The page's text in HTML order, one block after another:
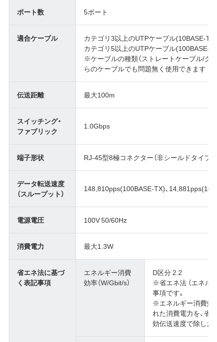
ポート数 5ポート
適合ケーブル
カテゴリ3以上のUTPケーブル(10BASE-T)
カテゴリ5以上のUTPケーブル(100BASE-
※ケーブルの種類（ストレートケーブル/ク
らのケーブルでも問題無く使用できます
伝送距離 最大100m
スイッチング・
ファブリック
1.0Gbps
端子形状 RJ-45型8極コネクター（非シールドタイプ）
データ転送速度
（スループット）
148,810pps(100BASE-TX)、
電源電圧 100V 50/60Hz
消費電力 最大1.3W
省エネ法に基づ
く表記事項
エネルギー消費
効率（W/Gbit/s）
D区分 2.2
※省エネ法 （エネル
事項です。
※エネルギー消費効
れた消費電力を、省
効伝送速度で除した